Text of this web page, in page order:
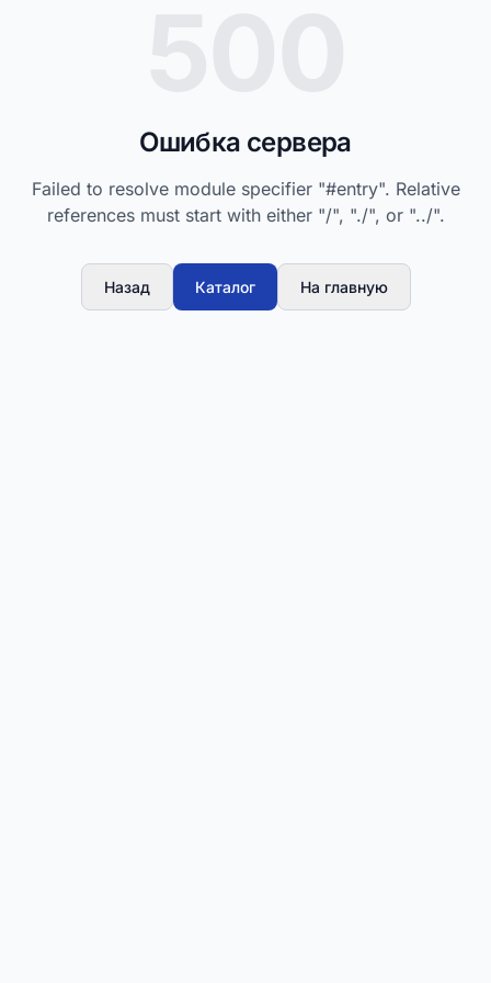
Ошибка сервера
Failed to resolve module specifier "#entry". Relative
references must start with either "/", "./", or "../".
Назад Каталог На главную